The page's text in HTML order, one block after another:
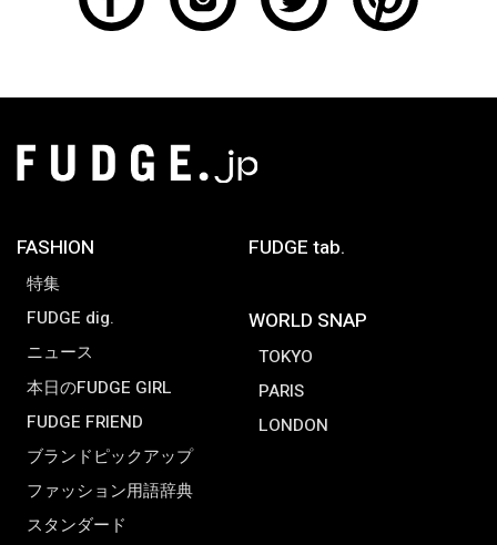
FASHION
特集
FUDGE dig.
ニュース
本日のFUDGE GIRL
FUDGE FRIEND
ブランドピックアップ
ファッション用語辞典
スタンダード
FUDGE tab.
WORLD SNAP
TOKYO
PARIS
LONDON